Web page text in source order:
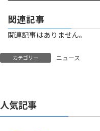
関連記事
関連記事はありません。
カテゴリー ニュース
人気記事